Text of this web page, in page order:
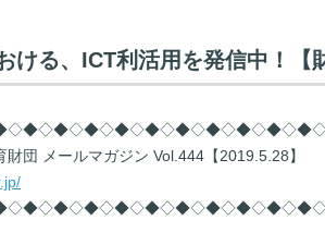
ける、ICT利活用を発信中！【
財団 メールマガジン Vol.444【2019.5.28】